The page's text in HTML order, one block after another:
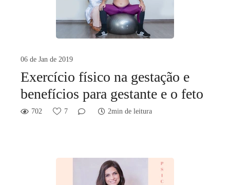
06 de Jan de 2019
Exercício físico na gestação e
benefícios para gestante e o feto
702 7 2min de leitura